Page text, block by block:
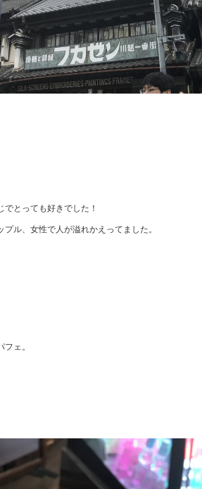
でとっても好きでした！
プル、女性で人が溢れかえってました。
ェ。